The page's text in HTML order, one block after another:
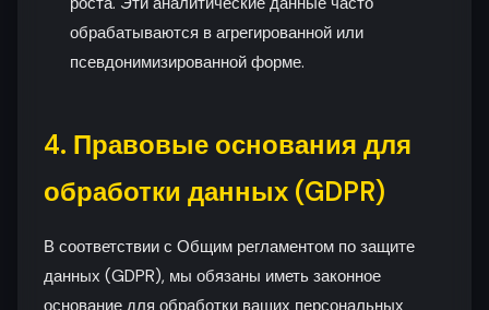
обрабатываются в агрегированной или
псевдонимизированной форме.
4. Правовые основания для
обработки данных (GDPR)
В соответствии с Общим регламентом по защите
данных (GDPR), мы обязаны иметь законное
основание для обработки ваших персональных